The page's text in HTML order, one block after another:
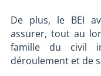
De plus, le BEI
assurer, tout au
famille du civil
déroulement et de